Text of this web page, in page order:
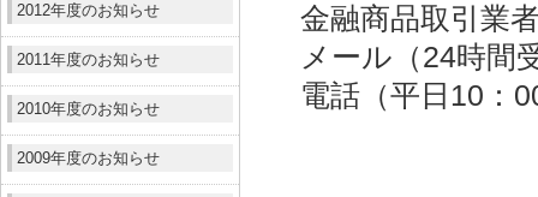
2012年度のお知らせ
2011年度のお知らせ
2010年度のお知らせ
2009年度のお知らせ
金融商品取引業
メール（24時間
電話（平日10：